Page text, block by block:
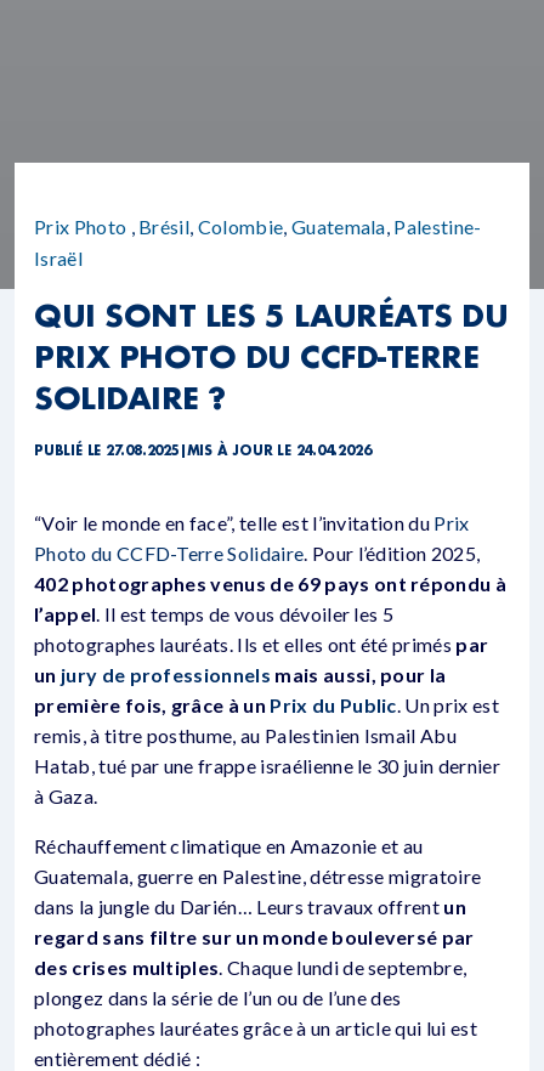
Prix Photo Brésil Colombie Guatemala Palestine-
Israël
QUI SONT LES 5 LAURÉATS DU
PRIX PHOTO DU CCFD-TERRE
SOLIDAIRE ?
PUBLIÉ LE 27.08.2025 |MIS À JOUR LE 24.04.2026
“Voir le monde en face”, telle est l’invitation du Prix
Photo du CCFD-Terre Solidaire . Pour l’édition 2025,
402 photographes venus de 69 pays ont répondu à
l’appel . Il est temps de vous dévoiler les 5
photographes lauréats. Ils et elles ont été primés par
un jury de professionnels mais aussi, pour la
première fois, grâce à un Prix du Public . Un prix est
remis, à titre posthume, au Palestinien Ismail Abu
Hatab, tué par une frappe israélienne le 30 juin dernier
à Gaza.
Réchauffement climatique en Amazonie et au
Guatemala, guerre en Palestine, détresse migratoire
dans la jungle du Darién… Leurs travaux offrent un
regard sans filtre sur un monde bouleversé par
des crises multiples . Chaque lundi de septembre,
plongez dans la série de l’un ou de l’une des
photographes lauréates grâce à un article qui lui est
entièrement dédié :